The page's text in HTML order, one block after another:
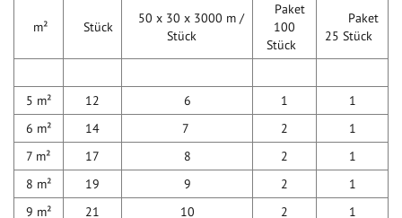
m² Stück
50 x 30 x 3000 m /
Stück
Paket
100
Stück
Paket
25 Stück
5 m² 12 6 1
1
6 m²
14 7 2
1
7 m²
17 8 2
1
8 m²
19 9 2
1
9 m²
21 10 2
1